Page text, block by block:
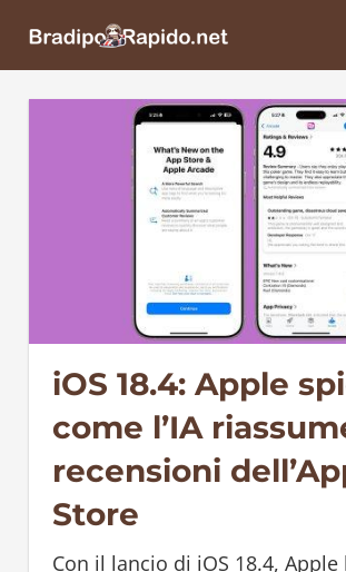
iOS 18.4: Apple
come l’IA
recensioni
Store
Con il lancio di iOS 18.4, Apple